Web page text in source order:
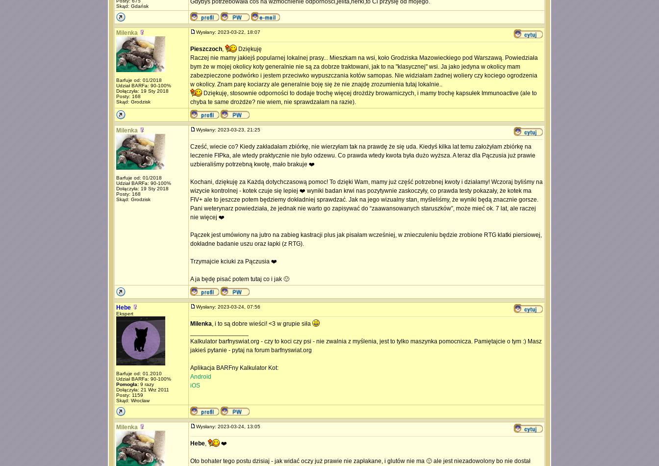
Skąd: Gdańsk
Gdybyś potrzebowała coś na wzmocnienie odporności,jelita,nerki,to Ci przyślę od mojego.
Milenka
Barfuje od: 01/2018
Udział BARFa: 90-100%
Dołączyła: 19 Sty 2018
Posty: 168
Skąd: Grodzisk
Wysłany: 2023-03-22, 18:07
Pieszczoch,
Dziękuję
Raczej nie mamy jakiejś popularnej lokalnej prasy... Mieszkam na wsi, koło Grodziska Mazowieckiego pod Warszawą. Powiedziała
bym że w mojej okolicy koty generalnie nie są za dobrze traktowani, jak to na "klasycznej" wsi. Ja jako jedyna w okolicy mam
zabezpieczone podwórko i jestem przeciwko wypuszczania kotów samopas. Nie widziałam żadnej woliery czy kociego ogrodzenia
w okolicy. Znam parę kociarzy ale generalnie boję się że nie znajdę zrozumienia tutaj lokalnie..
Dziękuję, stosownie odporności to dodaje trochę więcej drożdży browarniczych, i mamy trochę kapsułek Immunoactive (ale to
chyba te same drożdże? nie wiem, nie sprawdzałam na razie).
Milenka
Barfuje od: 01/2018
Udział BARFa: 90-100%
Dołączyła: 19 Sty 2018
Posty: 168
Skąd: Grodzisk
Wysłany: 2023-03-23, 21:25
Cześć, wiecie co? Kiedy zakładałam zbiórkę, nie wierzyłam tak na prawdę że się uda. Kiedyś kilka lat temu założyłam zbiórkę na
leczenie FIPka, ale wtedy praktycznie nie było odzewu. Co prawda wtedy kwota była dużo wyższa. A teraz dla Pączusia już prawie
uzbieraliśmy potrzebną kwotę, mało brakuje ❤️
Kochani, dziękuję za Każdą dotychczasową pomoc! To dzięki Wam, mamy już część potrzebnej kwoty i działamy! Wczoraj byliśmy na
wizycie kontrolnej - kotek czuje się lepiej ❤️ wyniki badan krwi nas pozytywnie zaskoczyły, co prawda testy pokazały, że kotek ma
FIV+ ale to jeszcze potem będziemy dokładniej sprawdzać. Jak na jego wizualny stan, myśleliśmy, że wyniki będą znacznie gorsze.
Pani weterynarz powiedziała, że jednak nie warto go zapisywać do “zaawansowanych staruszków”, może mieć ok. 7 lat, ale raczej
nie więcej ❤️
Pączek jest umówiony na jutro na zabieg kastracji plus jak pisałam wcześniej, w znieczuleniu będzie zrobione RTG klatki piersiowej,
dokładne badanie uszu oraz łapki (z RTG).
Trzymajcie kciuki za Pączusia ❤️
A ja będę pisać potem tutaj co i jak 🙂
Hebe
Ekspert
Barfuje od: 01.2010
Udział BARFa: 90-100%
Pomogła: 9 razy
Dołączyła: 21 Wrz 2011
Posty: 1159
Skąd: Wrocław
Wysłany: 2023-03-24, 07:56
Milenka, i to są dobre wieści! <3 w grupie siła
Kalkulator barfnyswiat.org - czy to koci czy psi - nie zwalnia z myślenia, jest to tylko maszynka pomocnicza. Pamiętajcie o tym :) Masz
jakieś pytanie - pytaj na forum barfnyswiat.org
Aplikacja BARFny Kalkulator Kot:
Android
iOS
Milenka Wysłany: 2023-03-24, 13:05
Hebe, ❤️
Oto bohater tego postu dzisiaj - jak widać oczy już prawie nie zapłakane, i glutów nie ma 🙂 ale jest niezadowolony bo nie dostał